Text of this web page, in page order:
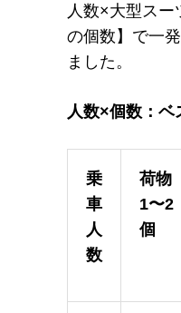
人数×大型スー
の個数】で一
ました。
人数×個数：ベ
乗
車
人
数
荷物
1〜2
個